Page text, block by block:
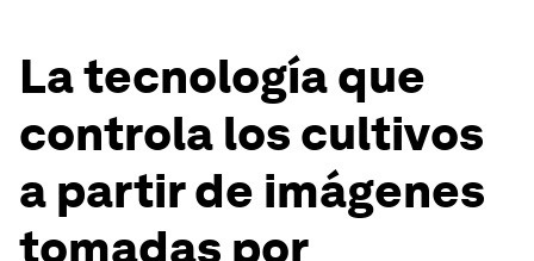
La tecnología que
controla los cultivos
a partir de imágenes
tomadas por